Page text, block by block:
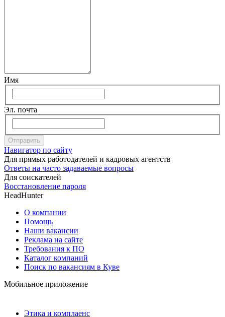
Имя
Эл. почта
Отправить
Навигатор по сайту
Для прямых работодателей и кадровых агентств
Ответы на часто задаваемые вопросы
Для соискателей
Восстановление пароля
HeadHunter
О компании
Помощь
Наши вакансии
Реклама на сайте
Требования к ПО
Каталог компаний
Поиск по вакансиям в Куве
Мобильное приложение
Этика и комплаенс